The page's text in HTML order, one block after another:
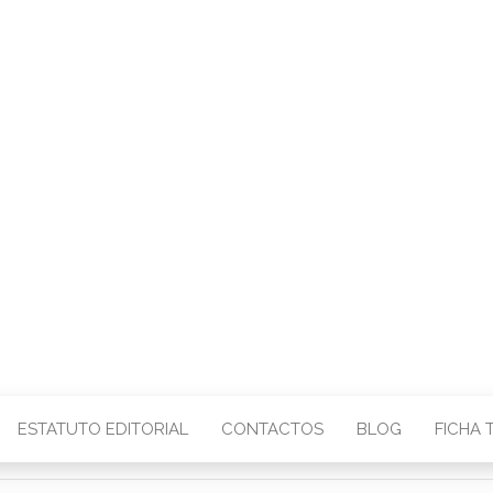
ESTATUTO EDITORIAL CONTACTOS BLOG FICHA